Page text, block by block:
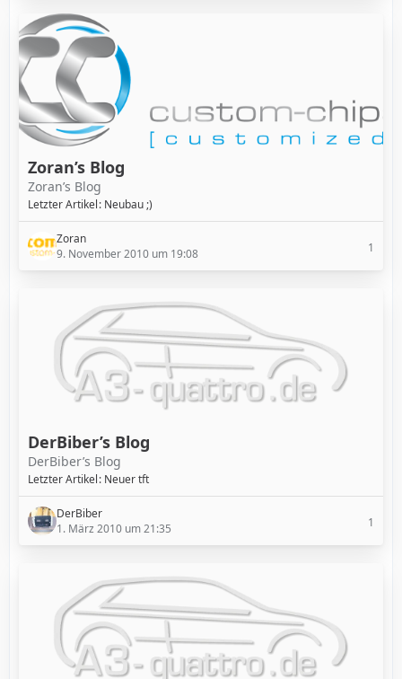
Zoran’s Blog
Zoran’s Blog
Letzter Artikel Neubau ;)
Zoran
9. November 2010 um 19:08
1
DerBiber’s Blog
DerBiber’s Blog
Letzter Artikel Neuer tft
DerBiber
1. März 2010 um 21:35
1